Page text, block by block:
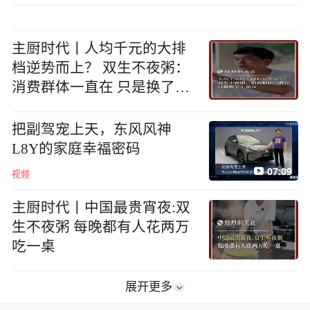
主厨时代丨人均千元的大排
档逆势而上？ 双生不夜粥：
消费群体一直在 只是换了个
把副驾宠上天，东风风神
L8Y的家庭幸福密码
视频 07:09
主厨时代丨中国最贵宵夜:双
生不夜粥 每晚都有人花两万
吃一桌
展开更多